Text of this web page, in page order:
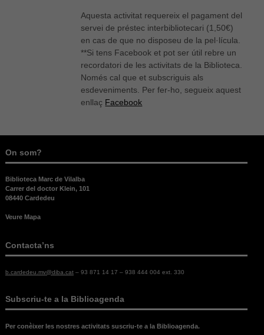
Aquesta activitat requereix el pagament del
servei de préstec interbibliotecari (1,50€)
en cas de que no disposeu de la pel·lícula.
**Si tens Facebook et pot ser útil rebre un
recordatori de les activitats de la Biblioteca.
Només cal que et subscriguis als
esdeveniments. Per fer-ho, segueix aquest
enllaç Facebook
On som?
Biblioteca Marc de Vilalba
Carrer del doctor Klein, 101
08440 Cardedeu
Veure Mapa
Contacta’ns
b.cardedeu.mv@diba.cat– 93 871 14 17 – 938 444 004 ext. 330
Subscriu-te a la Biblioagenda
Per conèixer les nostres activitats suscriu-te a la Biblioagenda.
Estadístiques
Per a millorar
la nostra web
necessitem
aquestes
cookies.
Per tal que el
funcionalitat
del lloc web.